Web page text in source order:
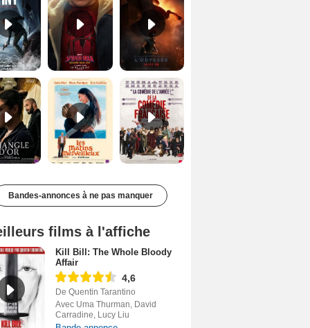
Le Triangle d'or Bande-annonce VF De la Comédie-Française Teaser VF
Bandes-annonces à ne pas manquer
films à l'affiche
Kill Bill: The Whole Bloody
Affair
4,6
De Quentin Tarantino
Avec Uma Thurman, David
Carradine, Lucy Liu